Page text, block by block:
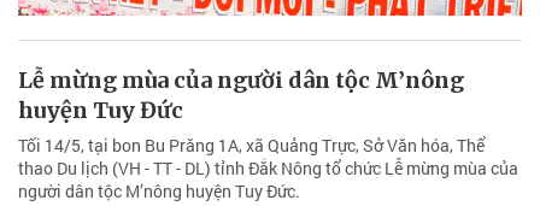
Lễ mừng mùa của người dân tộc M’nông
huyện Tuy Đức
Tối 14/5, tại bon Bu Prăng 1A, xã Quảng Trực, Sở Văn hóa, Thể
thao Du lịch (VH - TT - DL) tỉnh Đắk Nông tổ chức Lễ mừng mùa của
người dân tộc M’nông huyện Tuy Đức.